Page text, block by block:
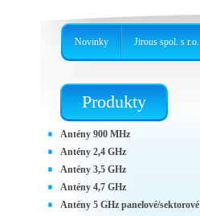
Produkty
Antény 900 MHz
Antény 2,4 GHz
Antény 3,5 GHz
Antény 4,7 GHz
Antény 5 GHz panelové/sektorové
Novinky Jirous spol. s r.o.